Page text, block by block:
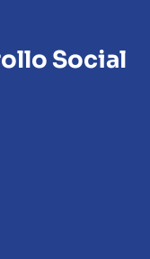
Social